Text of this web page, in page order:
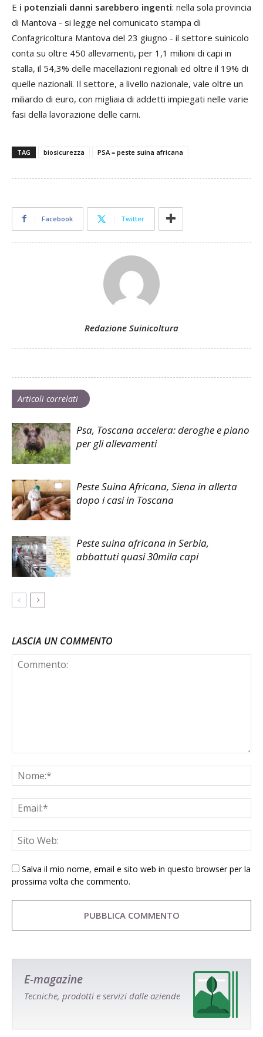
E i potenziali danni sarebbero ingenti: nella sola provincia
di Mantova - si legge nel comunicato stampa di
Confagricoltura Mantova del 23 giugno - il settore suinicolo
conta su oltre 450 allevamenti, per 1,1 milioni di capi in
stalla, il 54,3% delle macellazioni regionali ed oltre il 19% di
quelle nazionali. Il settore, a livello nazionale, vale oltre un
miliardo di euro, con migliaia di addetti impiegati nelle varie
fasi della lavorazione delle carni.
TAG biosicurezza PSA = peste suina africana
Facebook Twitter
Redazione Suinicoltura
Articoli correlati
Psa, Toscana accelera: deroghe e piano
per gli allevamenti
Peste Suina Africana, Siena in allerta
dopo i casi in Toscana
Peste suina africana in Serbia,
abbattuti quasi 30mila capi
LASCIA UN COMMENTO
Salva il mio nome, email e sito web in questo browser per la
prossima volta che commento.
E-magazine
Tecniche, prodotti e servizi dalle aziende